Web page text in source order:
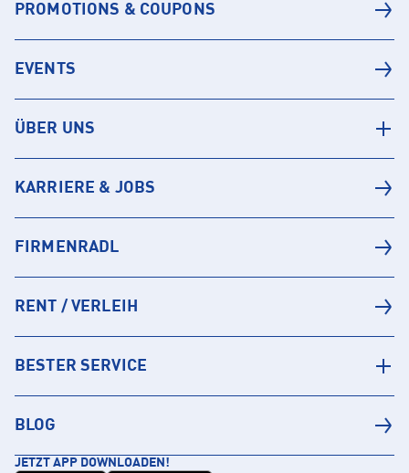
PROMOTIONS & COUPONS
EVENTS
ÜBER UNS
KARRIERE & JOBS
FIRMENRADL
RENT / VERLEIH
BESTER SERVICE
BLOG
JETZT APP DOWNLOADEN!